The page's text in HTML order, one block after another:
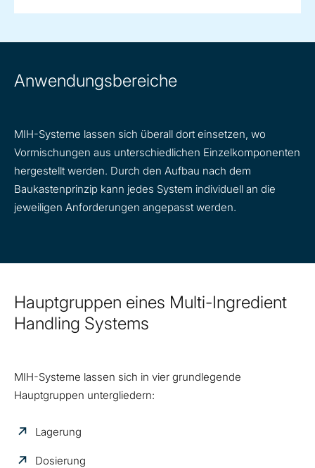
Anwendungsbereiche
MIH-Systeme lassen sich überall dort einsetzen, wo
Vormischungen aus unterschiedlichen Einzelkomponenten
hergestellt werden. Durch den Aufbau nach dem
Baukastenprinzip kann jedes System individuell an die
jeweiligen Anforderungen angepasst werden.
Hauptgruppen eines Multi-Ingredient
Handling Systems
MIH-Systeme lassen sich in vier grundlegende
Hauptgruppen untergliedern:
Lagerung
Dosierung